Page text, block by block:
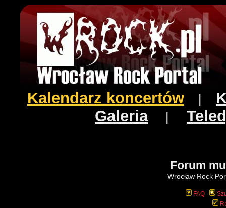
Kalendarz koncertów
Galeria|
Forum
Wrocław Rock
FAQ